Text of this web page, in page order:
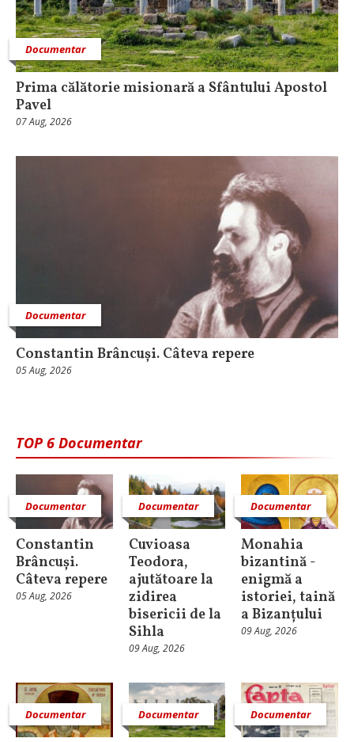
Documentar
Prima călătorie misionară a Sfântului Apostol
Pavel
07 Aug, 2026
Documentar
Constantin Brâncuși. Câteva repere
05 Aug, 2026
TOP 6 Documentar
Documentar
Constantin
Brâncuși.
Câteva repere
05 Aug, 2026
Documentar
Cuvioasa
Teodora,
ajutătoare la
zidirea
bisericii de la
Sihla
09 Aug, 2026
Documentar
Monahia
bizantină -
enigmă a
istoriei, taină
a Bizanțului
09 Aug, 2026
Documentar Documentar Documentar